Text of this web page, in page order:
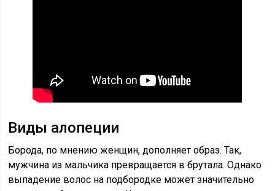
Виды алопеции
Борода, по мнению женщин, дополняет образ. Так,
мужчина из мальчика превращается в брутала. Однако
выпадение волос на подбородке может значительно